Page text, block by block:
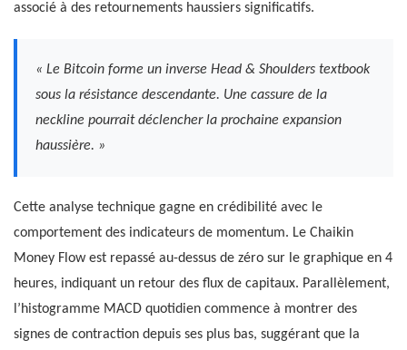
associé à des retournements haussiers significatifs.
« Le Bitcoin forme un inverse Head & Shoulders textbook
sous la résistance descendante. Une cassure de la
neckline pourrait déclencher la prochaine expansion
haussière. »
Cette analyse technique gagne en crédibilité avec le
comportement des indicateurs de momentum. Le Chaikin
Money Flow est repassé au-dessus de zéro sur le graphique en 4
heures, indiquant un retour des flux de capitaux. Parallèlement,
l’histogramme MACD quotidien commence à montrer des
signes de contraction depuis ses plus bas, suggérant que la